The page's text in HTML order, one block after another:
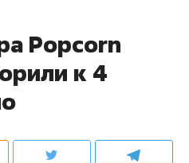
Popcorn
к 4